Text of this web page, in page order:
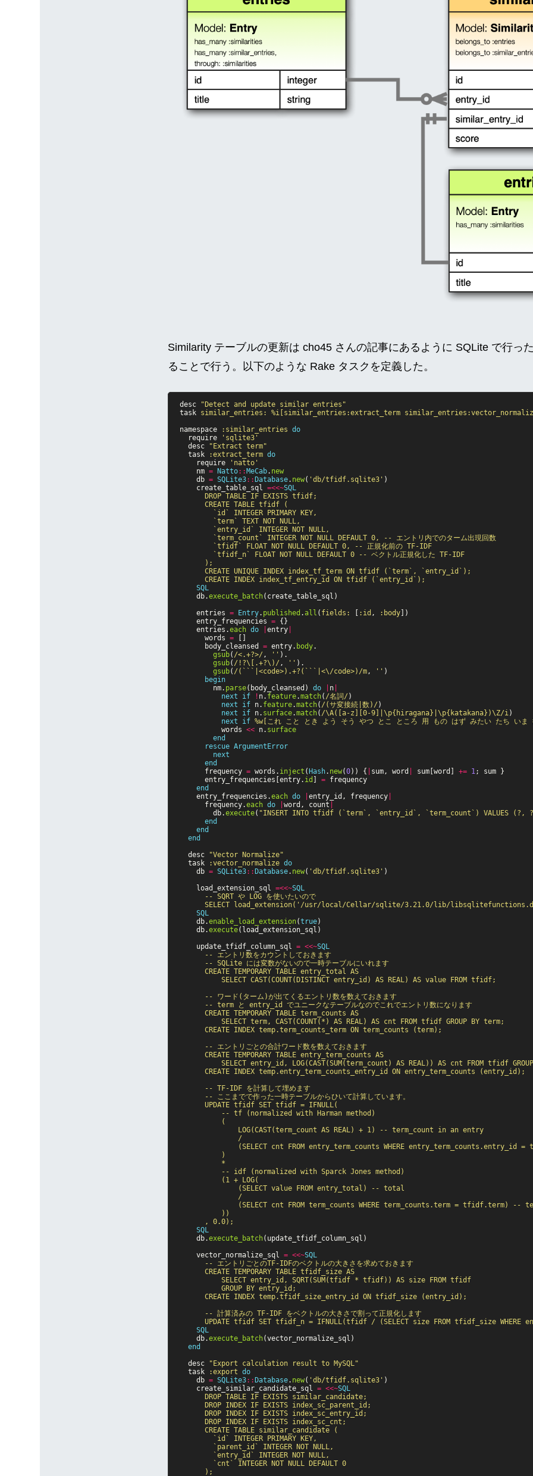
Similarity テーブルの更新は cho45 さんの記事にあるように SQLite で行っ
ることで行う。以下のような Rake タスクを定義した。
desc
"Detect and update similar entries"
task similar_entries: %i[similar_entries:extract_term
namespace
:similar_entries
do
require
'sqlite3'
desc
"Extract term"
task
:extract_term do
require
'natto'
nm = Natto:: MeCab. new
db = SQLite3:: Database. new( 'db/tfidf.sqlite3' )
create_table_sql
=<<~SQL
      DROP TABLE IF EXISTS tfidf;
      CREATE TABLE tfidf (
        `id` INTEGER PRIMARY KEY,
        `term` TEXT NOT NULL,
        `entry_id` INTEGER NOT NULL,
        `term_count` INTEGER NOT NULL DEFAULT 0, -- エントリ内でのターム出現回数
        `tfidf` FLOAT NOT NULL DEFAULT 0, -- 正規化前の TF-IDF
        `tfidf_n` FLOAT NOT NULL DEFAULT 0 -- ベクトル正規化した TF-IDF
      );
      CREATE UNIQUE INDEX index_tf_term ON tfidf (`term`, `entry_id`);
    SQL
db.execute_batch( create_table_sql )
entries
= Entry. published .all ( fields: :id , :body ])
entry_frequencies
= {}
entries .each do |entry
words
=
body_cleansed
= entry. body.
gsub( /<.+?>/ , '' ).
gsub( /!?\[.+?\)/ , '' ).
gsub( /(```|<code>).+?(```|<\/code>)/m, '' )
begin
nm. parse( body_cleansed ) do n
next
if ! n. feature.match( /名詞/ )
next
if n. feature.match( /(サ変接続|数)/ )
next
if n. surface.match( /\A([a-z][0-9]|\p{hiragana}|\p{katakana})\Z/i)
next
if %w[これ こと とき よう そう やつ とこ ところ 用 もの はず みたい たち
words
<< n. surface
end
rescue ArgumentError
next
end
frequency = words . inject ( Hash. new(0)) { sum, word sum [word += 1; sum
}
entry_frequencies [entry. id = frequency
end
entry_frequencies .each do |entry_id , frequency
frequency.each do |word , count
db.execute( "INSERT INTO tfidf (`term`, `entry_id`, `term_count`) VALUES (?,
end
end
end
desc
"Vector Normalize"
task
:vector_normalize do
db = SQLite3:: Database. new( 'db/tfidf.sqlite3' )
load_extension_sql
=<<~SQL
      -- SQRT や LOG を使いたいので
    SQL
db.enable_load_extension(true)
db.execute( load_extension_sql )
update_tfidf_column_sql
= <<~SQL
      -- エントリ数をカウントしておきます
      -- SQLite には変数がないので一時テーブルにいれます
      CREATE TEMPORARY TABLE entry_total AS
          SELECT CAST(COUNT(DISTINCT entry_id) AS REAL) AS value FROM tfidf;
      -- ワード(ターム)が出てくるエントリ数を数えておきます
      -- term と entry_id でユニークなテーブルなのでこれでエントリ数になります
      CREATE TEMPORARY TABLE term_counts AS
          SELECT term, CAST(COUNT(*) AS REAL) AS cnt FROM tfidf GROUP BY term;
      CREATE INDEX temp.term_counts_term ON term_counts (term);
      -- エントリごとの合計ワード数を数えておきます
      CREATE TEMPORARY TABLE entry_term_counts AS
SELECT entry_id, LOG(CAST(SUM(term_count) AS REAL)) AS cnt FROM tfidf
      CREATE INDEX temp.entry_term_counts_entry_id ON entry_term_counts (entry_id);
      -- TF-IDF を計算して埋めます
      -- ここまでで作った一時テーブルからひいて計算しています。
      UPDATE tfidf SET tfidf = IFNULL(
          -- tf (normalized with Harman method)
          (
              LOG(CAST(term_count AS REAL) + 1) -- term_count in an entry
              /
(SELECT cnt FROM entry_term_counts WHERE entry_term_counts.entry_id =
          )
          *
          -- idf (normalized with Sparck Jones method)
          (1 + LOG(
              (SELECT value FROM entry_total) -- total
              /
(SELECT cnt FROM term_counts WHERE term_counts.term = tfidf.term) --
          ))
    SQL
db.execute_batch( update_tfidf_column_sql )
vector_normalize_sql
= <<~SQL
      -- エントリごとのTF-IDFのベクトルの大きさを求めておきます
      CREATE TEMPORARY TABLE tfidf_size AS
          SELECT entry_id, SQRT(SUM(tfidf * tfidf)) AS size FROM tfidf
          GROUP BY entry_id;
      CREATE INDEX temp.tfidf_size_entry_id ON tfidf_size (entry_id);
      -- 計算済みの TF-IDF をベクトルの大きさで割って正規化します
    SQL
db.execute_batch(vector_normalize_sql )
end
desc
"Export calculation result to MySQL"
task
:export
do
db = SQLite3:: Database. new( 'db/tfidf.sqlite3' )
create_similar_candidate_sql
= <<~SQL
      DROP TABLE IF EXISTS similar_candidate;
      DROP INDEX IF EXISTS index_sc_parent_id;
      DROP INDEX IF EXISTS index_sc_entry_id;
      DROP INDEX IF EXISTS index_sc_cnt;
      CREATE TABLE similar_candidate (
        `id` INTEGER PRIMARY KEY,
        `parent_id` INTEGER NOT NULL,
        `entry_id` INTEGER NOT NULL,
        `cnt` INTEGER NOT NULL DEFAULT 0
      );